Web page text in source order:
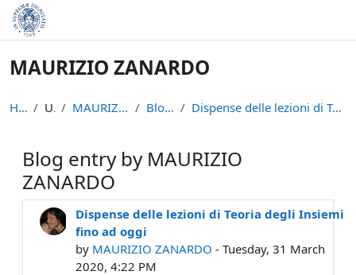
Skip to main content
MAURIZIO ZANARDO
Home Users MAURIZIO ZANARDO Blog entries Dispense delle lezioni di Teoria degli Insiemi fino ad oggi
Blog entry by MAURIZIO
ZANARDO
Dispense delle lezioni di Teoria degli Insiemi
fino ad oggi
by MAURIZIO ZANARDO - Tuesday, 31 March
2020, 4:22 PM